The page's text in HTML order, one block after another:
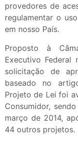
provedores de
regulamentar o
em nosso País.
Proposto à
Executivo
solicitação de
baseado no
Projeto de Lei foi
Consumidor,
março de 2014,
44 outros projetos.